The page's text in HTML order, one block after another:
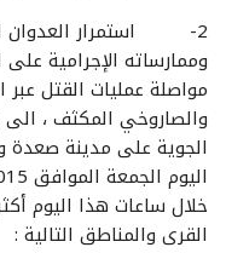
2- استمرار العدوان
وممارساته الإجرامية
مواصلة عمليات القتل
والصاروخي المكثف ، الى
الجوية على مدينة صعدة
خلال ساعات هذا اليوم
القرى والمناطق التالية :